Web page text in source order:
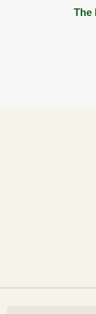
The